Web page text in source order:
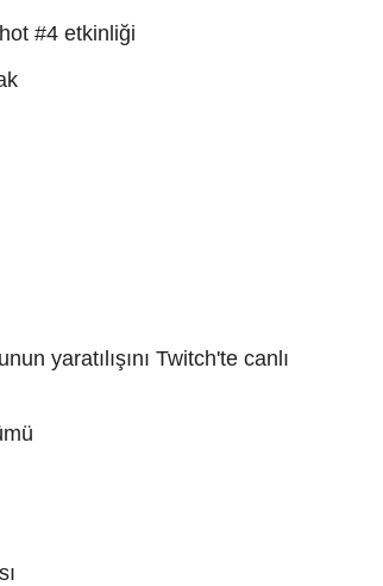
#4 etkinliği
yaratılışını Twitch'te canlı